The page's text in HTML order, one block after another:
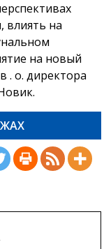
влиять на
на новый
. о. директора